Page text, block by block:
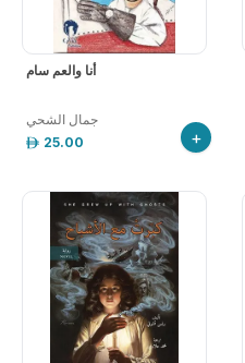
أنا والعم سام
جمال الشحي
25.00
+